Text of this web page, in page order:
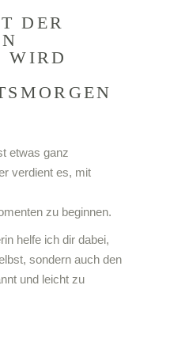
DER
WIRD
etwas ganz
verdient es, mit
zu beginnen.
helfe ich dir dabei,
sondern auch den
und leicht zu